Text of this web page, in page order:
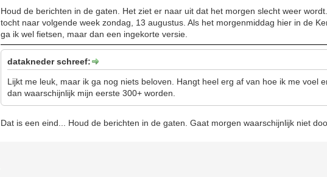
Houd de berichten in de gaten. Het ziet er naar uit dat het morgen slecht weer
tocht naar volgende week zondag, 13 augustus. Als het morgenmiddag hier in de
ga ik wel fietsen, maar dan een ingekorte versie.
datakneder schreef:
Lijkt me leuk, maar ik ga nog niets beloven. Hangt heel erg af van hoe ik me voel
dan waarschijnlijk mijn eerste 300+ worden.
Dat is een eind... Houd de berichten in de gaten. Gaat morgen waarschijnlijk niet